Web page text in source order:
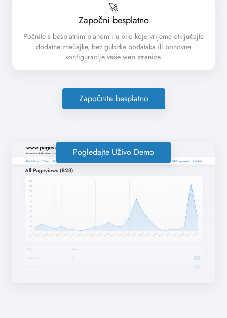
🚀
Započni besplatno
Počnite s besplatnim planom i u bilo koje vrijeme otključajte
dodatne značajke, bez gubitka podataka ili ponovne
konfiguracije vaše web stranice.
Započnite besplatno
Pogledajte Uživo Demo